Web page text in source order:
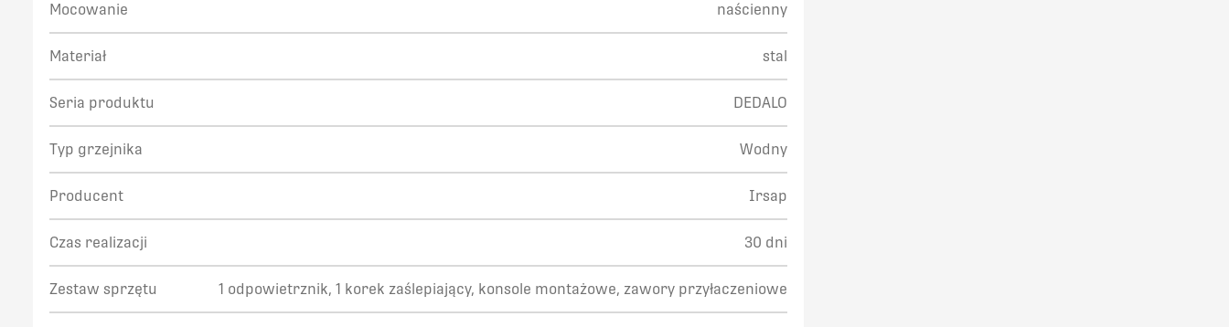
Mocowanie naścienny
Materiał stal
Seria produktu DEDALO
Typ grzejnika Wodny
Producent Irsap
Czas realizacji 30 dni
Zestaw sprzętu 1 odpowietrznik, 1 korek zaślepiający, konsole montażowe, zawory przyłaczeniowe